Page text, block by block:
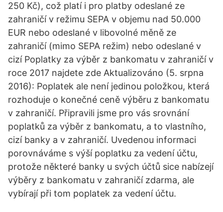
250 Kč), což platí i pro platby odeslané ze
zahraničí v režimu SEPA v objemu nad 50.000
EUR nebo odeslané v libovolné měně ze
zahraničí (mimo SEPA režim) nebo odeslané v
cizí Poplatky za výběr z bankomatu v zahraničí v
roce 2017 najdete zde Aktualizováno (5. srpna
2016): Poplatek ale není jedinou položkou, která
rozhoduje o konečné ceně výběru z bankomatu
v zahraničí. Připravili jsme pro vás srovnání
poplatků za výběr z bankomatu, a to vlastního,
cizí banky a v zahraničí. Uvedenou informaci
porovnáváme s výší poplatku za vedení účtu,
protože některé banky u svých účtů sice nabízejí
výběry z bankomatu v zahraničí zdarma, ale
vybírají při tom poplatek za vedení účtu.